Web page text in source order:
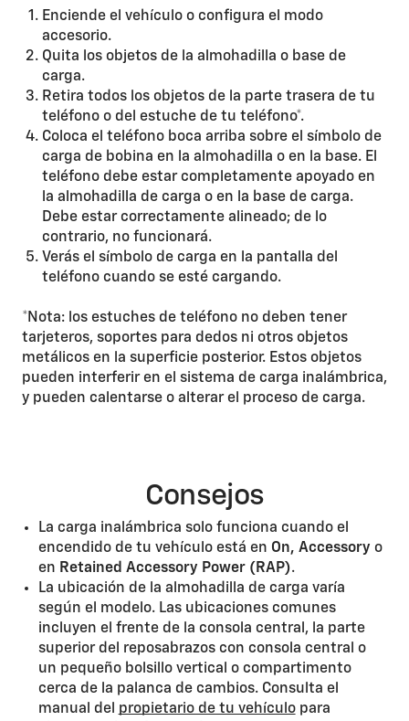
Enciende el vehículo o configura el modo
accesorio.
Quita los objetos de la almohadilla o base de
carga.
Retira todos los objetos de la parte trasera de tu
teléfono o del estuche de tu teléfono*.
Coloca el teléfono boca arriba sobre el símbolo de
carga de bobina en la almohadilla o en la base. El
teléfono debe estar completamente apoyado en
la almohadilla de carga o en la base de carga.
Debe estar correctamente alineado; de lo
contrario, no funcionará.
Verás el símbolo de carga en la pantalla del
teléfono cuando se esté cargando.
*Nota: los estuches de teléfono no deben tener
tarjeteros, soportes para dedos ni otros objetos
metálicos en la superficie posterior. Estos objetos
pueden interferir en el sistema de carga inalámbrica,
y pueden calentarse o alterar el proceso de carga.
Consejos
La carga inalámbrica solo funciona cuando el
encendido de tu vehículo está en On, Accessory o
en Retained Accessory Power (RAP).
La ubicación de la almohadilla de carga varía
según el modelo. Las ubicaciones comunes
incluyen el frente de la consola central, la parte
superior del reposabrazos con consola central o
un pequeño bolsillo vertical o compartimento
cerca de la palanca de cambios. Consulta el
manual del propietario de tu vehículopara